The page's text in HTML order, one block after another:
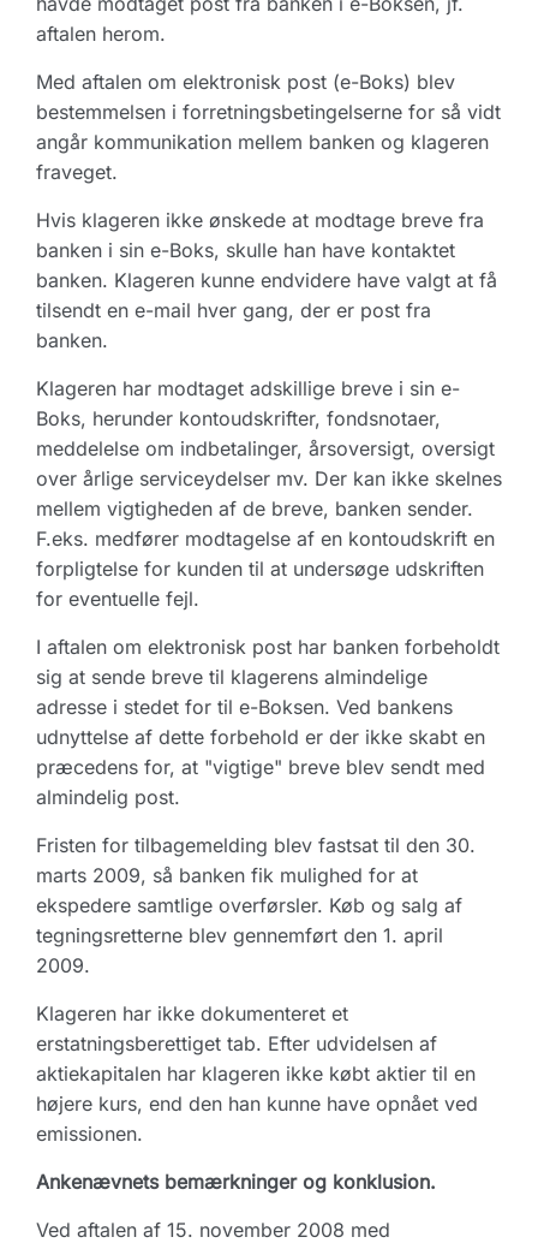
aftalen herom.
Med aftalen om elektronisk post (e-Boks) blev
bestemmelsen i forretningsbetingelserne for så vidt
angår kommunikation mellem banken og klageren
fraveget.
Hvis klageren ikke ønskede at modtage breve fra
banken i sin e-Boks, skulle han have kontaktet
banken. Klageren kunne endvidere have valgt at få
tilsendt en e-mail hver gang, der er post fra
banken.
Klageren har modtaget adskillige breve i sin e-
Boks, herunder kontoudskrifter, fondsnotaer,
meddelelse om indbetalinger, årsoversigt, oversigt
over årlige serviceydelser mv. Der kan ikke skelnes
mellem vigtigheden af de breve, banken sender.
F.eks. medfører modtagelse af en kontoudskrift en
forpligtelse for kunden til at undersøge udskriften
for eventuelle fejl.
I aftalen om elektronisk post har banken forbeholdt
sig at sende breve til klagerens almindelige
adresse i stedet for til e-Boksen. Ved bankens
udnyttelse af dette forbehold er der ikke skabt en
præcedens for, at "vigtige" breve blev sendt med
almindelig post.
Fristen for tilbagemelding blev fastsat til den 30.
marts 2009, så banken fik mulighed for at
ekspedere samtlige overførsler. Køb og salg af
tegningsretterne blev gennemført den 1. april
2009.
Klageren har ikke dokumenteret et
erstatningsberettiget tab. Efter udvidelsen af
aktiekapitalen har klageren ikke købt aktier til en
højere kurs, end den han kunne have opnået ved
emissionen.
Ankenævnets bemærkninger og konklusion.
Ved aftalen af 15. november 2008 med